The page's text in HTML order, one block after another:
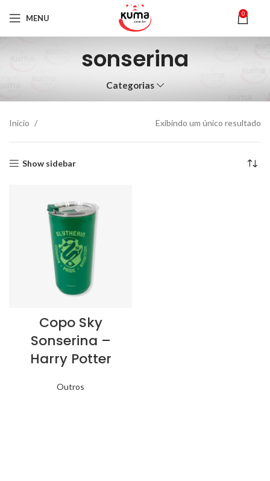
MENU 0
sonserina
Categorias
Início Exibindo um único resultado
Show sidebar
Copo Sky
Sonserina –
Harry Potter
Outros